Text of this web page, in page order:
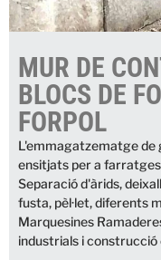
MUR DE
BLOCS DE
FORPOL
L'emmagatzematge de
ensitjats per a
Separació d'àrids,
fusta, pèl·let, diferents
Marquesines
industrials i construcció